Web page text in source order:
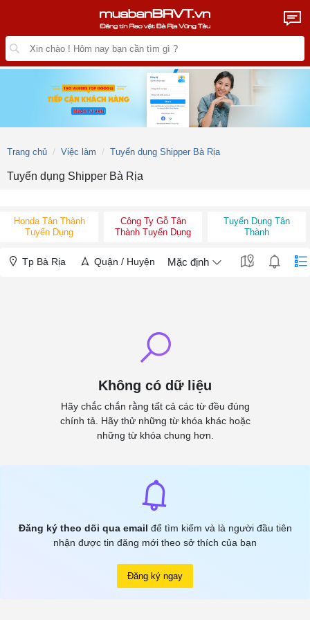
Trang chủ Việc làm Tuyển dụng Shipper Bà Rịa
Tuyển dụng Shipper Bà Rịa
Honda Tân Thành
Tuyển Dụng
Công Ty Gỗ Tân
Thành Tuyển Dụng
Tuyển Dụng Tân
Thành
Tp Bà Rịa Quận / Huyện Mặc định
Không có dữ liệu
Hãy chắc chắn rằng tất cả các từ đều đúng
chính tả. Hãy thử những từ khóa khác hoặc
những từ khóa chung hơn.
Đăng ký theo dõi qua email để tìm kiếm và là người đầu tiên
nhận được tin đăng mới theo sở thích của bạn
Đăng ký ngay